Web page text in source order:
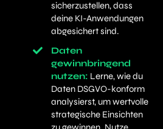
sicherzustellen, dass
deine KI-Anwendungen
abgesichert sind.
Daten
gewinnbringend
nutzen: Lerne, wie du
Daten DSGVO-konform
analysierst, um wertvolle
strategische Einsichten